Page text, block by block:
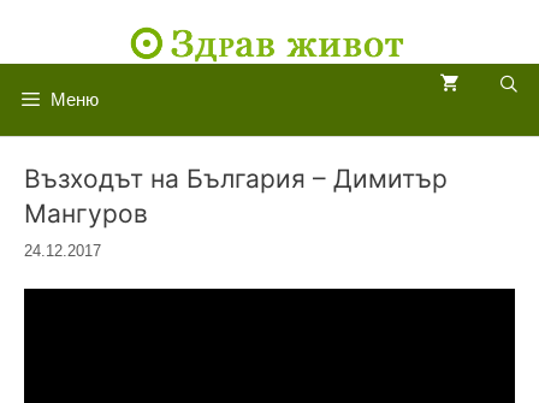
Меню
Възходът на България – Димитър
Мангуров
24.12.2017